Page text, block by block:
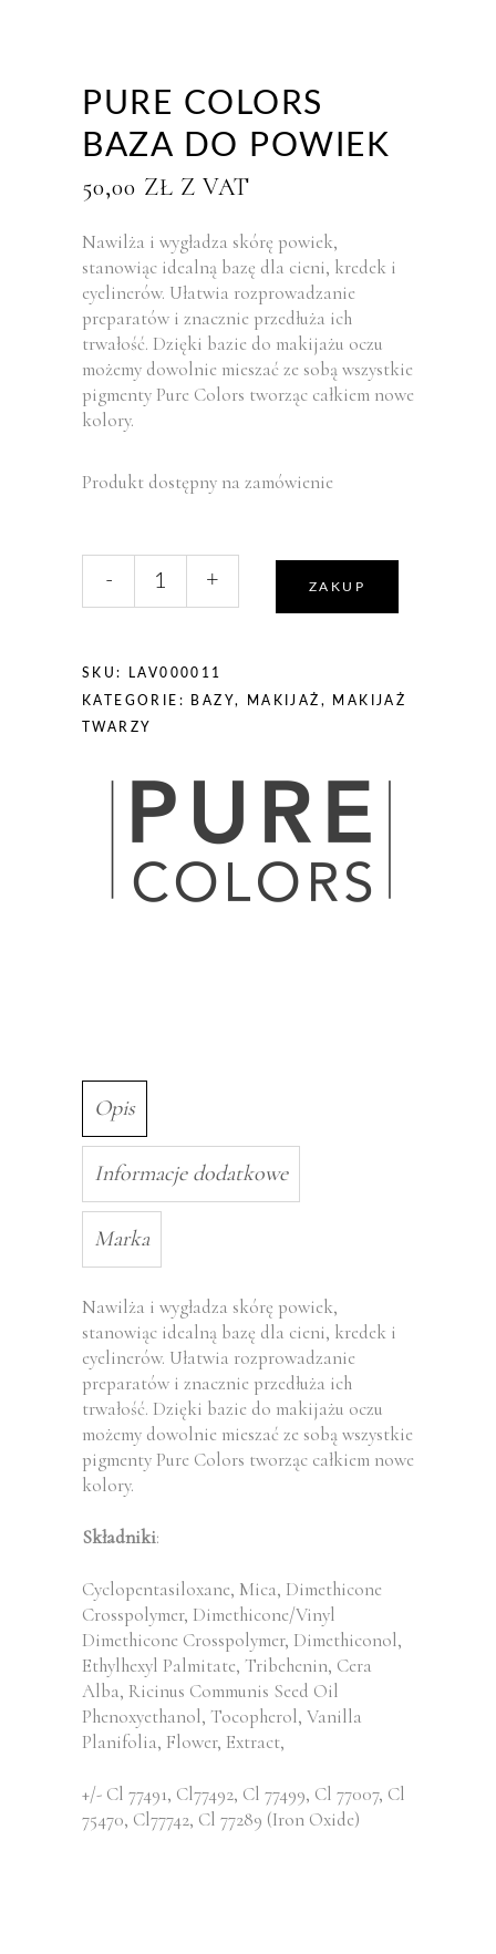
PURE COLORS
BAZA DO POWIEK
50,00 ZŁ Z VAT
Nawilża i wygładza skórę powiek,
stanowiąc idealną bazę dla cieni, kredek i
eyelinerów. Ułatwia rozprowadzanie
preparatów i znacznie przedłuża ich
trwałość. Dzięki bazie do makijażu oczu
możemy dowolnie mieszać ze sobą wszystkie
pigmenty Pure Colors tworząc całkiem nowe
kolory.
Produkt dostępny na zamówienie
do
powiek
- + ZAKUP
SKU: LAV000011
KATEGORIE: BAZY, MAKIJAŻ ,
MAKIJAŻ
TWARZY
Opis
Informacje dodatkowe
Marka
Nawilża i wygładza skórę powiek,
stanowiąc idealną bazę dla cieni, kredek i
eyelinerów. Ułatwia rozprowadzanie
preparatów i znacznie przedłuża ich
trwałość. Dzięki bazie do makijażu oczu
możemy dowolnie mieszać ze sobą wszystkie
pigmenty Pure Colors tworząc całkiem nowe
kolory.
Składniki:
Cyclopentasiloxane, Mica, Dimethicone
Crosspolymer, Dimethicone/Vinyl
Dimethicone Crosspolymer, Dimethiconol,
Ethylhexyl Palmitate, Tribehenin, Cera
Alba, Ricinus Communis Seed Oil
Phenoxyethanol, Tocopherol, Vanilla
Planifolia, Flower, Extract,
+/- Cl 77491, Cl77492, Cl 77499, Cl 77007, Cl
75470, Cl77742, Cl 77289 (Iron Oxide)